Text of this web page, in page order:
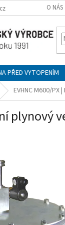
O NÁS
PŘED VYTOPENÍM
EVHNC M600/
plynový